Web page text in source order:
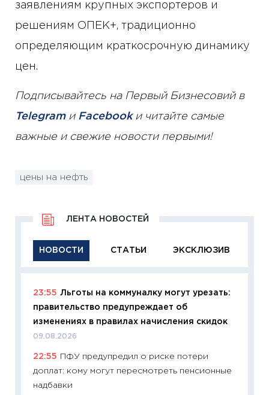
заявлениям крупных экспортеров и
решениям ОПЕК+, традиционно
определяющим краткосрочную динамику
цен.
Подписывайтесь на Первый Бизнесовий в
Telegramи Facebookи читайте самые
важные и свежие новости первыми!
цены на нефть
НОВОСТИ СТАТЬИ ЭКСКЛЮЗИВ
ЛЕНТА НОВОСТЕЙ
23:55 Льготы на коммуналку могут урезать:
правительство предупреждает об
изменениях в правилах начисления скидок
09.08.2026
22:55
ПФУ предупредил о риске потери
доплат: кому могут пересмотреть пенсионные
надбавки